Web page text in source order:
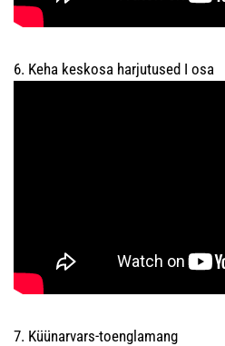
6. Keha keskosa harjutused I osa
7. Küünarvars-toenglamang